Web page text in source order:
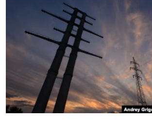
ВСЕ ЗА ДЕНЬ
СПЕЦПРОЕКТИ
ВІДЕОУРОКИ «ELIFBE»
СВІДЧЕННЯ ОКУПАЦІЇ
УКРАЇНСЬКА ПРОБЛЕМА КРИМУ
ЯК ОБІЙТИ БЛОКУВАННЯ
Qırımtatar